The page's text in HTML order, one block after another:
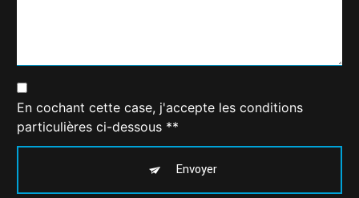
En cochant cette case, j'accepte les conditions
particulières ci-dessous **
Envoyer